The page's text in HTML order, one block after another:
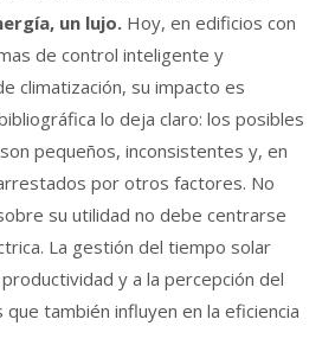
un lujo. Hoy, en edificios con
de control inteligente y
climatización, su impacto es
lo deja claro: los posibles
pequeños, inconsistentes y, en
por otros factores. No
su utilidad no debe centrarse
La gestión del tiempo solar
y a la percepción del
también influyen en la eficiencia